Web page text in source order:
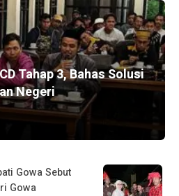
Tahap 3, Bahas Solusi
Negeri
Gowa Sebut
Gowa